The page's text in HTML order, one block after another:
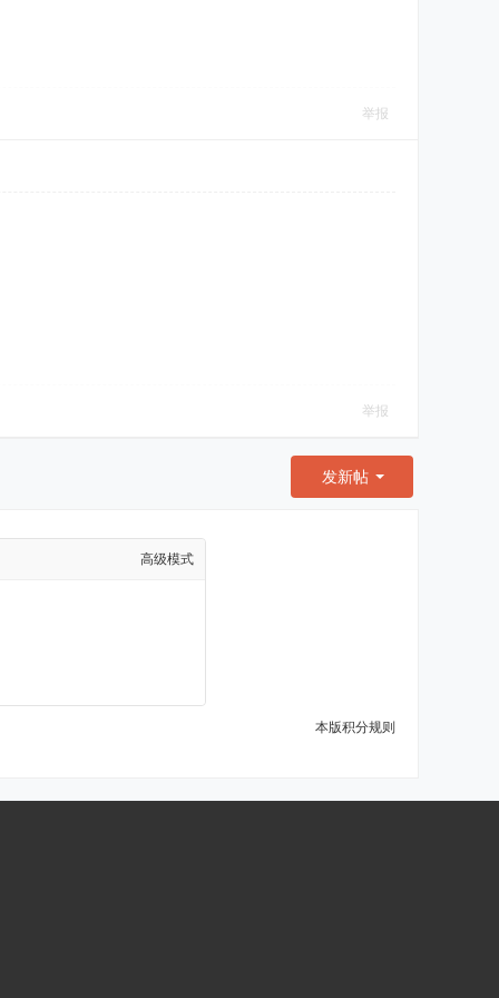
举报
举报
发新帖
高级模式
本版积分规则